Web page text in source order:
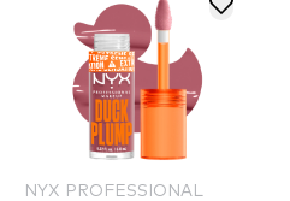
NYX PROFESSIONAL